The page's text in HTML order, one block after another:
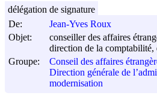
De:
Jean-Yves Roux
Objet:
conseiller des affaires
direction de la comptabilité,
Groupe:
Conseil des affaires
Direction générale de
modernisation
délégation de signature